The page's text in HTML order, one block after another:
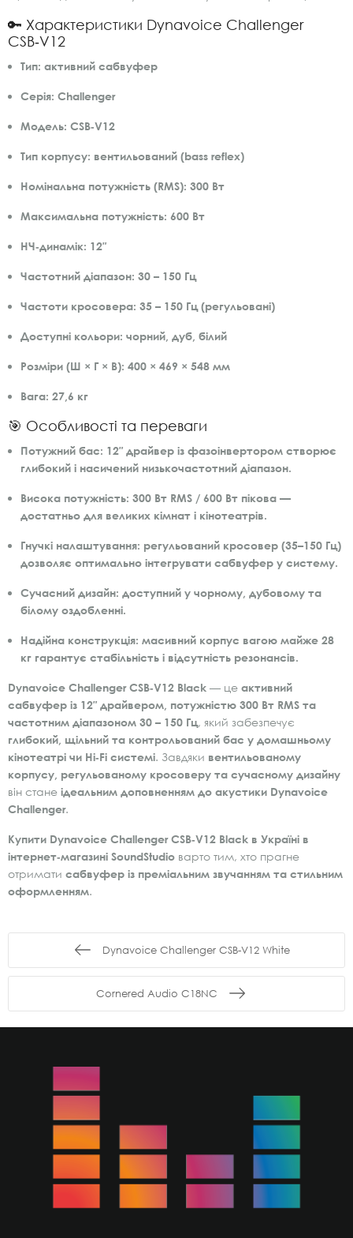
🔑 Характеристики Dynavoice Challenger
CSB‑V12
Тип: активний сабвуфер
Серія: Challenger
Модель: CSB‑V12
Тип корпусу: вентильований (bass reflex)
Номінальна потужність (RMS): 300 Вт
Максимальна потужність: 600 Вт
НЧ‑динамік: 12″
Частотний діапазон: 30 – 150 Гц
Частоти кросовера: 35 – 150 Гц (регульовані)
Доступні кольори: чорний, дуб, білий
Розміри (Ш × Г × В): 400 × 469 × 548 мм
Вага: 27,6 кг
🎯 Особливості та переваги
Потужний бас: 12″ драйвер із фазоінвертором створює
глибокий і насичений низькочастотний діапазон.
Висока потужність: 300 Вт RMS / 600 Вт пікова —
достатньо для великих кімнат і кінотеатрів.
Гнучкі налаштування: регульований кросовер (35–150 Гц)
дозволяє оптимально інтегрувати сабвуфер у систему.
Сучасний дизайн: доступний у чорному, дубовому та
білому оздобленні.
Надійна конструкція: масивний корпус вагою майже 28
кг гарантує стабільність і відсутність резонансів.
Dynavoice Challenger CSB‑V12 Black — це активний
сабвуфер із 12″ драйвером, потужністю 300 Вт RMS та
частотним діапазоном 30 – 150 Гц, який забезпечує
глибокий, щільний та контрольований бас у домашньому
кінотеатрі чи Hi‑Fi системі. Завдяки вентильованому
корпусу, регульованому кросоверу та сучасному дизайну
він стане ідеальним доповненням до акустики Dynavoice
Challenger.
Купити Dynavoice Challenger CSB‑V12 Black в Україні в
інтернет‑магазині SoundStudio варто тим, хто прагне
отримати сабвуфер із преміальним звучанням та стильним
оформленням.
Dynavoice Challenger CSB-V12 White
Cornered Audio C18NC